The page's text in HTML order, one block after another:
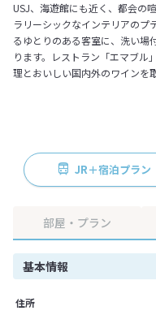
USJ、海遊館にも近く、都会の
ラリーシックなインテリアのプ
るゆとりのある客室に、洗い場
ります。レストラン「エマブル
理とおいしい国内外のワインを
JR＋宿泊プラン
部屋・プラン
基本情報
住所